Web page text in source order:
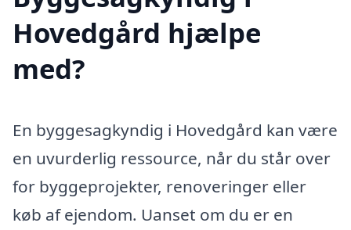
Hovedgård hjælpe
med?
En byggesagkyndig i Hovedgård kan være
en uvurderlig ressource, når du står over
for byggeprojekter, renoveringer eller
køb af ejendom. Uanset om du er en